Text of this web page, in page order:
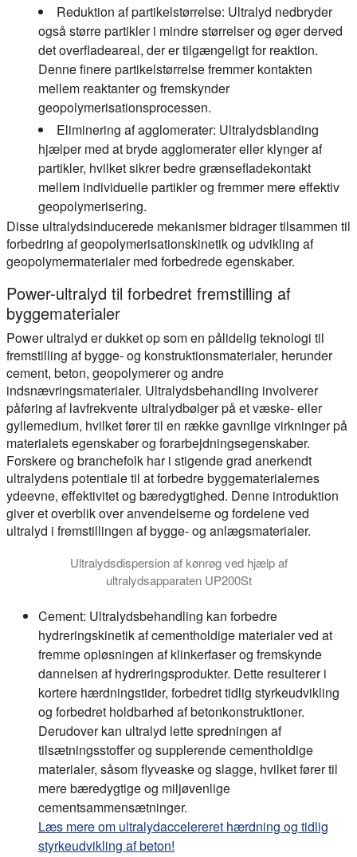
Reduktion af partikelstørrelse: Ultralyd nedbryder
også større partikler i mindre størrelser og øger derved
det overfladeareal, der er tilgængeligt for reaktion.
Denne finere partikelstørrelse fremmer kontakten
mellem reaktanter og fremskynder
geopolymerisationsprocessen.
Eliminering af agglomerater: Ultralydsblanding
hjælper med at bryde agglomerater eller klynger af
partikler, hvilket sikrer bedre grænsefladekontakt
mellem individuelle partikler og fremmer mere effektiv
geopolymerisering.
Disse ultralydsinducerede mekanismer bidrager tilsammen til
forbedring af geopolymerisationskinetik og udvikling af
geopolymermaterialer med forbedrede egenskaber.
Power-ultralyd til forbedret fremstilling af
byggematerialer
Power ultralyd er dukket op som en pålidelig teknologi til
fremstilling af bygge- og konstruktionsmaterialer, herunder
cement, beton, geopolymerer og andre
indsnævringsmaterialer. Ultralydsbehandling involverer
påføring af lavfrekvente ultralydbølger på et væske- eller
gyllemedium, hvilket fører til en række gavnlige virkninger på
materialets egenskaber og forarbejdningsegenskaber.
Forskere og branchefolk har i stigende grad anerkendt
ultralydens potentiale til at forbedre byggematerialernes
ydeevne, effektivitet og bæredygtighed. Denne introduktion
giver et overblik over anvendelserne og fordelene ved
ultralyd i fremstillingen af bygge- og anlægsmaterialer.
Ultralydsdispersion af kønrøg ved hjælp af
ultralydsapparaten UP200St
Cement: Ultralydsbehandling kan forbedre
hydreringskinetik af cementholdige materialer ved at
fremme opløsningen af klinkerfaser og fremskynde
dannelsen af hydreringsprodukter. Dette resulterer i
kortere hærdningstider, forbedret tidlig styrkeudvikling
og forbedret holdbarhed af betonkonstruktioner.
Derudover kan ultralyd lette spredningen af
tilsætningsstoffer og supplerende cementholdige
materialer, såsom flyveaske og slagge, hvilket fører til
mere bæredygtige og miljøvenlige
cementsammensætninger.
Læs mere om ultralydaccelereret hærdning og tidlig
styrkeudvikling af beton!